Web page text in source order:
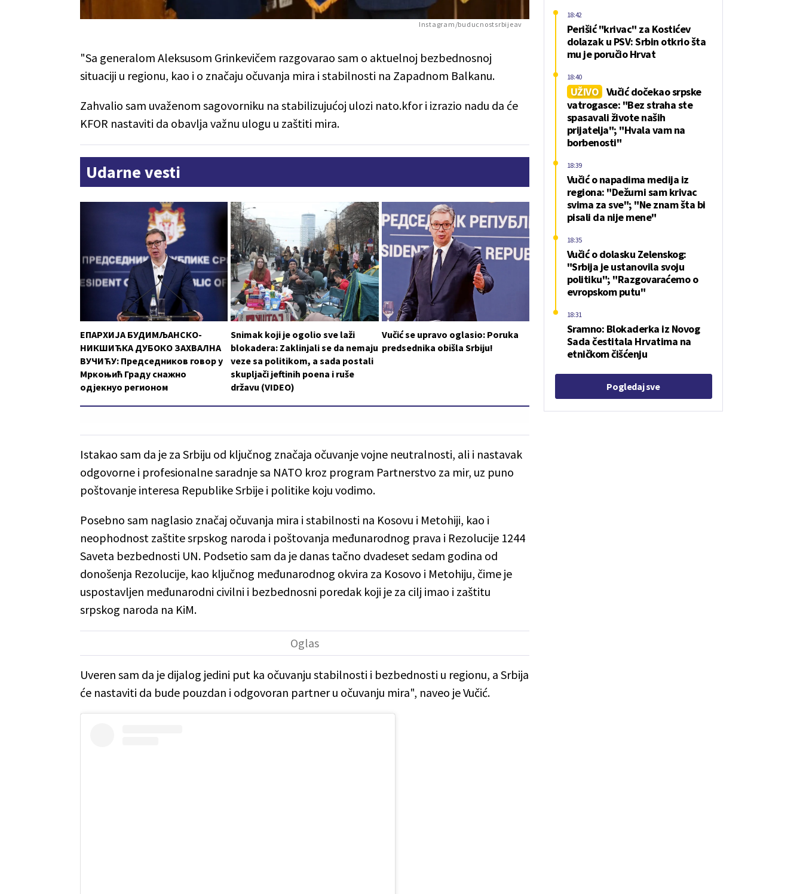
Instagram/buducnostsrbijeav
"Sa generalom Aleksusom Grinkevičem razgovarao sam o aktuelnoj bezbednosnoj
situaciji u regionu, kao i o značaju očuvanja mira i stabilnosti na Zapadnom Balkanu.
Zahvalio sam uvaženom sagovorniku na stabilizujućoj ulozi nato.kfor i izrazio nadu da će
KFOR nastaviti da obavlja važnu ulogu u zaštiti mira.
Udarne vesti
ЕПАРХИЈА БУДИМЉАНСКО-
НИКШИЋКА ДУБОКО ЗАХВАЛНА
ВУЧИЋУ: Председников говор у
Мркоњић Граду снажно
одјекнуо регионом
Snimak koji je ogolio sve laži
blokadera: Zaklinjali se da nemaju
veze sa politikom, a sada postali
skupljači jeftinih poena i ruše
državu (VIDEO)
Vučić se upravo oglasio: Poruka
predsednika obišla Srbiju!
Istakao sam da je za Srbiju od ključnog značaja očuvanje vojne neutralnosti, ali i nastavak
odgovorne i profesionalne saradnje sa NATO kroz program Partnerstvo za mir, uz puno
poštovanje interesa Republike Srbije i politike koju vodimo.
Posebno sam naglasio značaj očuvanja mira i stabilnosti na Kosovu i Metohiji, kao i
neophodnost zaštite srpskog naroda i poštovanja međunarodnog prava i Rezolucije 1244
Saveta bezbednosti UN. Podsetio sam da je danas tačno dvadeset sedam godina od
donošenja Rezolucije, kao ključnog međunarodnog okvira za Kosovo i Metohiju, čime je
uspostavljen međunarodni civilni i bezbednosni poredak koji je za cilj imao i zaštitu
srpskog naroda na KiM.
Uveren sam da je dijalog jedini put ka očuvanju stabilnosti i bezbednosti u regionu, a Srbija
će nastaviti da bude pouzdan i odgovoran partner u očuvanju mira", naveo je Vučić.
Perišić "krivac" za Kostićev
dolazak u PSV: Srbin otkrio šta
mu je poručio Hrvat
18:42
UŽIVO Vučić dočekao srpske
vatrogasce: "Bez straha ste
spasavali živote naših
prijatelja"; "Hvala vam na
borbenosti"
18:40
Vučić o napadima medija iz
regiona: "Dežurni sam krivac
svima za sve"; "Ne znam šta bi
pisali da nije mene"
18:39
Vučić o dolasku Zelenskog:
"Srbija je ustanovila svoju
politiku"; "Razgovaraćemo o
evropskom putu"
18:35
Sramno: Blokaderka iz Novog
Sada čestitala Hrvatima na
etničkom čišćenju
18:31
Pogledaj sve